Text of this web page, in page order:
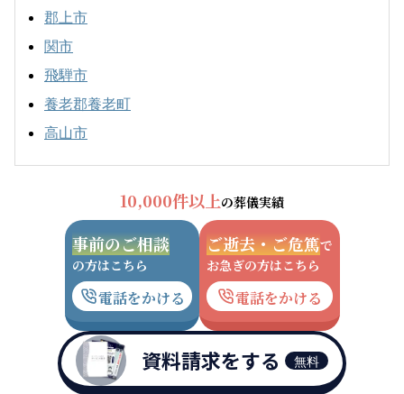
郡上市
関市
飛騨市
養老郡養老町
高山市
10,000件以上の葬儀実績
事前のご相談
の方はこちら
電話をかける
ご逝去・ご危篤で
お急ぎの方はこちら
電話をかける
資料請求をする 無料